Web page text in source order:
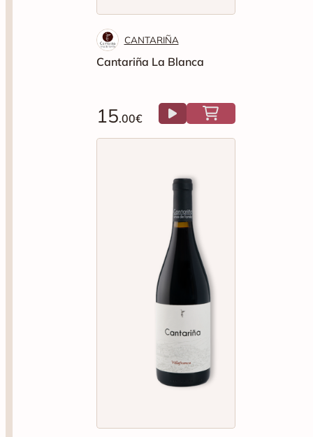
CANTARIÑA
Cantariña La Blanca
15.00€